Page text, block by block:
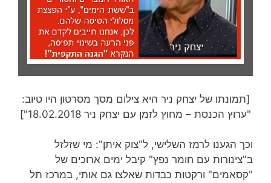
[תמונתו של יצחק ניר היא צילום מסך מסרטון היו טיוב:
"ערוץ הכנסת – מחוץ לזמן עם יצחק ניר 18.02.2018"]
וכך הגענו לרמז השלישי, ל"צוק איתן": מי שזלזל
ב"צינורות עם חומר נפץ" קיבל ימים ארוכים של
"קסאמים" ורקטות כבדות שאלצו גם אותי, במרכז תל